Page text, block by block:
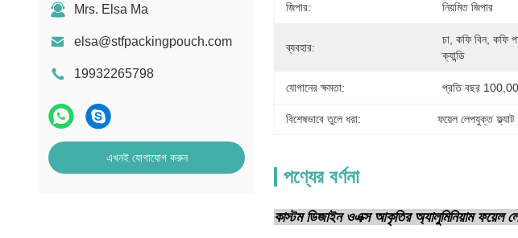
Mrs. Elsa Ma
elsa@stfpackingpouch.com
19932265798
এখনই যোগাযোগ করুন
জিপার: নিয়মিত জিপার
ব্যবহার:
চা, কফি বিন, কফি
ক্যান্ডি
যোগানের ক্ষমতা: প্রতি বছর
বিশেষভাবে তুলে ধরা: ফয়েল লেপযুক্ত
পণ্যের বর্ণনা
কাস্টম ডিজাইন ওএক্স আকৃতির অ্যালুমিনিয়াম ফয়েল